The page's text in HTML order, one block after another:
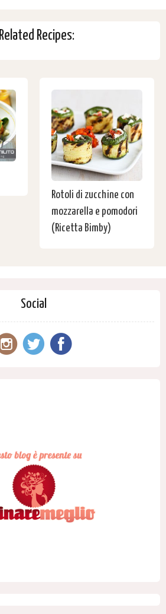
Related Recipes:
Rotoli di zucchine con
mozzarella e pomodori
(Ricetta Bimby)
Social